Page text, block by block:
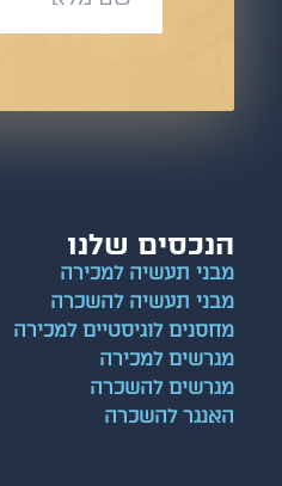
הנכסים שלנו
מבני תעשיה למכירה
מבני תעשיה להשכרה
מחסנים לוגיסטיים למכירה
מגרשים למכירה
מגרשים להשכרה
האנגר להשכרה